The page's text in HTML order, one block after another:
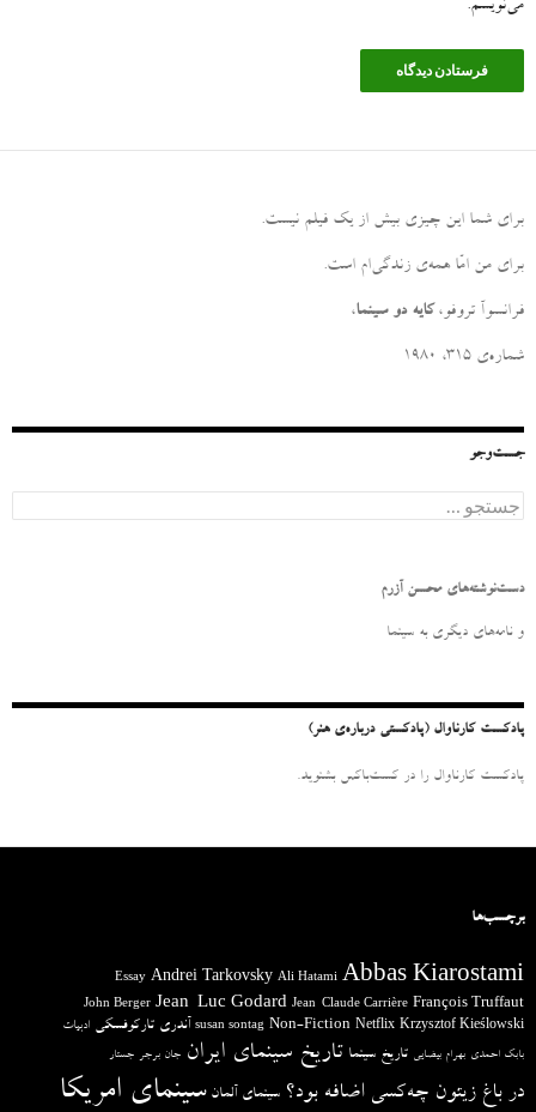
می‌نویسم.
برای شما این چیزی بیش از یک فیلم نیست.
برای من امّا همه‌ی زندگی‌ام است.
فرانسوآ تروفو،کایه دو سینما،
شماره‌ی ۳۱۵، ۱۹۸۰
جست‌وجو
س
و
ر
دست‌نوشته‌های محسن آزرم
و نامه‌‌های دیگری به سینما
پادکست کارناوال (پادکستی درباره‌ی هنر)
پادکست کارناوال را در کست‌باکس بشنوید.
برچسب‌ها
Abbas Kiarostami
Ali Hatami
Andrei Tarkovsky
Essay
François Truffaut
Jean-Claude Carrière
Jean-Luc Godard
John Berger
Krzysztof Kieślowski
Netflix
Non-Fiction
susan sontag آندری تارکوفسکی ادبیات
بابک احمدی بهرام بیضایی تاریخ سینما تاریخ سینمای ایران جان برجر جستار
در باغ زیتون چه‌کسی اضافه بود؟ سینمای آلمان سینمای امریکا